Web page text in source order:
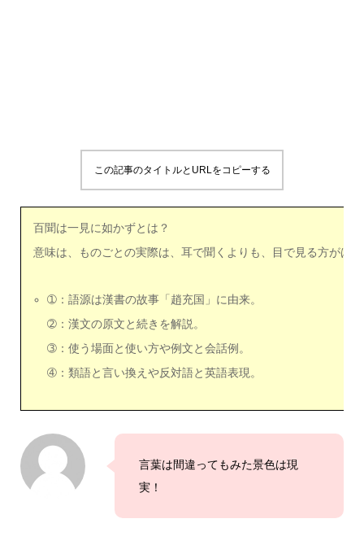
この記事のタイトルとURLをコピーする
百聞は一見に如かずとは？
意味は、ものごとの実際は、耳で聞くよりも、目で見る方がは
➀：語源は漢書の故事「趙充国」に由来。
➁：漢文の原文と続きを解説。
➂：使う場面と使い方や例文と会話例。
➃：類語と言い換えや反対語と英語表現。
言葉は間違ってもみた景色は現
実！